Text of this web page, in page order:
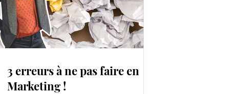
3 erreurs à ne pas faire en
Marketing !